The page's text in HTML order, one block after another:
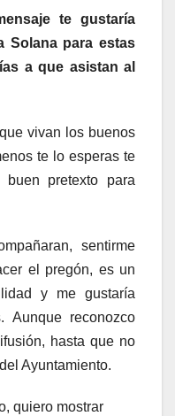
te gustaría
Solana para estas
a que asistan al
vivan los buenos
te lo esperas te
pretexto para
sentirme
el pregón, es un
y me gustaría
Aunque reconozco
hasta que no
Ayuntamiento.
quiero mostrar